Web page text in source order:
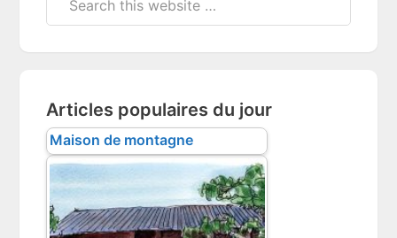
Articles populaires du jour
Maison de montagne